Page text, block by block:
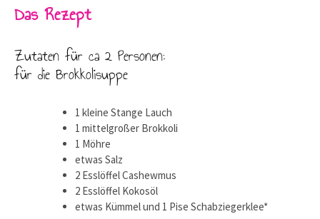
Das Rezept
Zutaten für ca 2 Personen:
für die Brokkolisuppe
1 kleine Stange Lauch
1 mittelgroßer Brokkoli
1 Möhre
etwas Salz
2 Esslöffel Cashewmus
2 Esslöffel Kokosöl
etwas Kümmel und 1 Pise Schabziegerklee*